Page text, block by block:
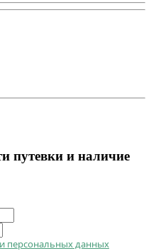
путевки и наличие
персональных данных